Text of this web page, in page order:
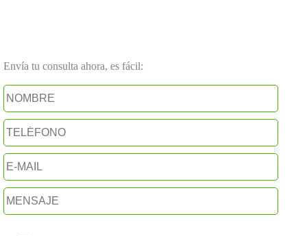
Envía tu consulta ahora, es fácil: